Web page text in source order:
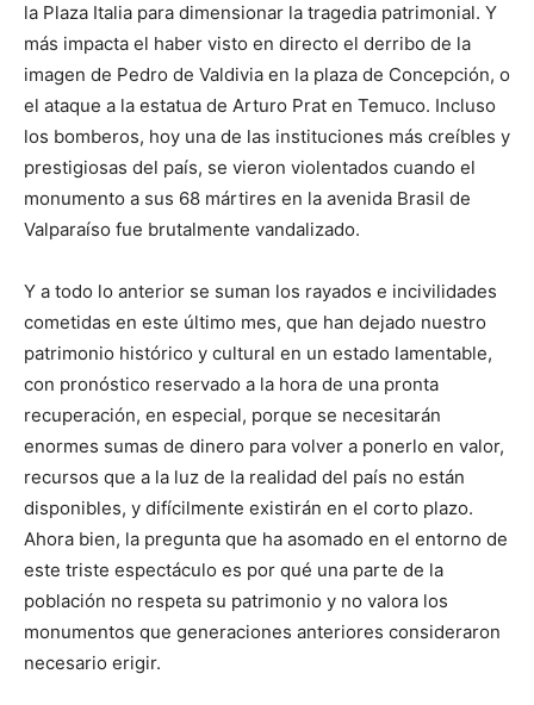
la Plaza Italia para dimensionar la tragedia patrimonial. Y
más impacta el haber visto en directo el derribo de la
imagen de Pedro de Valdivia en la plaza de Concepción, o
el ataque a la estatua de Arturo Prat en Temuco. Incluso
los bomberos, hoy una de las instituciones más creíbles y
prestigiosas del país, se vieron violentados cuando el
monumento a sus 68 mártires en la avenida Brasil de
Valparaíso fue brutalmente vandalizado.
Y a todo lo anterior se suman los rayados e incivilidades
cometidas en este último mes, que han dejado nuestro
patrimonio histórico y cultural en un estado lamentable,
con pronóstico reservado a la hora de una pronta
recuperación, en especial, porque se necesitarán
enormes sumas de dinero para volver a ponerlo en valor,
recursos que a la luz de la realidad del país no están
disponibles, y difícilmente existirán en el corto plazo.
Ahora bien, la pregunta que ha asomado en el entorno de
este triste espectáculo es por qué una parte de la
población no respeta su patrimonio y no valora los
monumentos que generaciones anteriores consideraron
necesario erigir.